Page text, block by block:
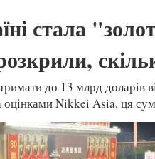
стала
до 13 млрд доларів
оцінками Nikkei Asia, ця